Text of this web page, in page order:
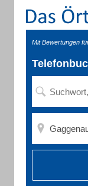
Mit Bewertungen